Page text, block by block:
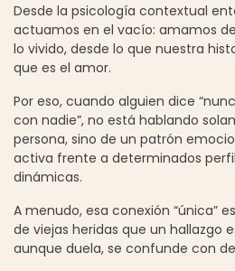
Desde la psicología contextual
actuamos en el vacío: amamos
lo vivido, desde lo que nuestra
que es el amor.
Por eso, cuando alguien dice
con nadie”, no está hablando
persona, sino de un patrón
activa frente a determinados
dinámicas.
A menudo, esa conexión “única”
de viejas heridas que un hallazgo
aunque duela, se confunde con